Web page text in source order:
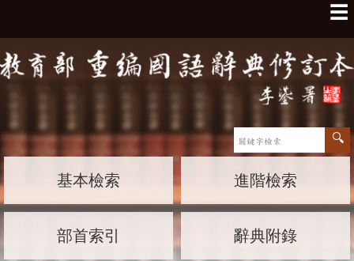
☰
基本檢索 進階檢索
部首索引 辭典附錄